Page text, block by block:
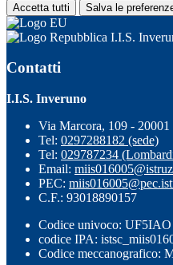
Accetta tutti Salva le
I.I.S.
Contatti
I.I.S. Inveruno
Via Marcora, 109 -
Tel: 0297288182 (sede)
Tel: 029787234
Email:
PEC:
C.F.: 93018890157
Codice univoco: UF5IAO
codice IPA:
Codice meccanografico: